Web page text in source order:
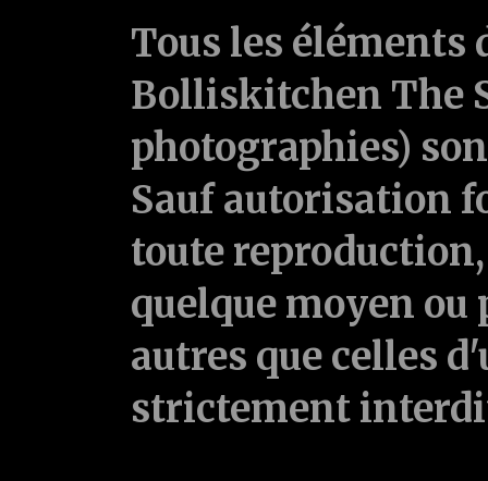
Tous les
Bolliskitchen The
photographies)
Sauf autorisation
toute
quelque moyen ou
autres que celles
strictement